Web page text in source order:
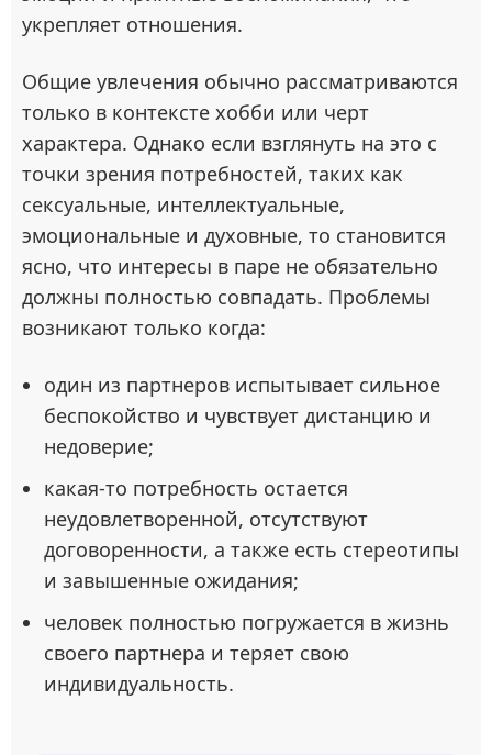
укрепляет отношения.
Общие увлечения обычно рассматриваются
только в контексте хобби или черт
характера. Однако если взглянуть на это с
точки зрения потребностей, таких как
сексуальные, интеллектуальные,
эмоциональные и духовные, то становится
ясно, что интересы в паре не обязательно
должны полностью совпадать. Проблемы
возникают только когда:
один из партнеров испытывает сильное
беспокойство и чувствует дистанцию и
недоверие;
какая-то потребность остается
неудовлетворенной, отсутствуют
договоренности, а также есть стереотипы
и завышенные ожидания;
человек полностью погружается в жизнь
своего партнера и теряет свою
индивидуальность.